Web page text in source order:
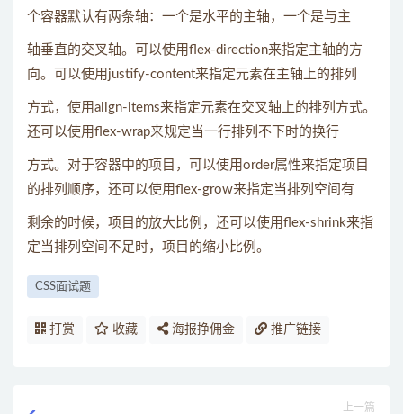
个容器默认有两条轴：一个是水平的主轴，一个是与主
轴垂直的交叉轴。可以使用flex-direction来指定主轴的方
向。可以使用justify-content来指定元素在主轴上的排列
方式，使用align-items来指定元素在交叉轴上的排列方式。
还可以使用flex-wrap来规定当一行排列不下时的换行
方式。对于容器中的项目，可以使用order属性来指定项目
的排列顺序，还可以使用flex-grow来指定当排列空间有
剩余的时候，项目的放大比例，还可以使用flex-shrink来指
定当排列空间不足时，项目的缩小比例。
CSS面试题
打赏 收藏 海报挣佣金 推广链接
上一篇